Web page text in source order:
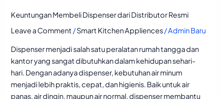
Keuntungan Membeli Dispenser dari Distributor Resmi
Leave a Comment /Smart Kitchen Appliences/Admin Baru
Dispenser menjadi salah satu peralatan rumah tangga dan
kantor yang sangat dibutuhkan dalam kehidupan sehari-
hari. Dengan adanya dispenser, kebutuhan air minum
menjadi lebih praktis, cepat, dan higienis. Baik untuk air
panas, air dingin, maupun air normal, dispenser membantu